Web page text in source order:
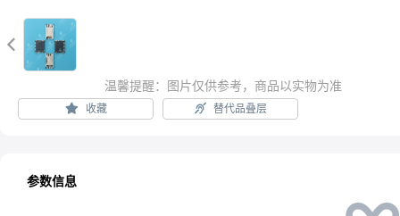

温馨提醒：图片仅供参考，商品以实物为准
收藏 替代品叠层
参数信息